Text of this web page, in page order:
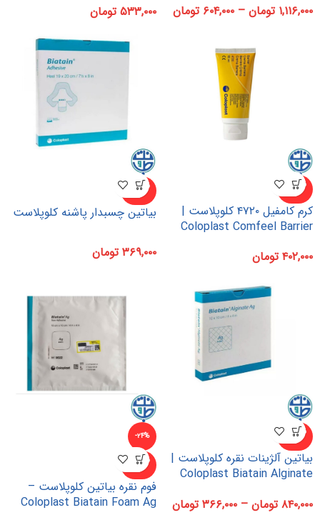
۱,۱۱۶,۰۰۰ تومان – ۶۰۴,۰۰۰ تومان
۵۳۳,۰۰۰ تومان
ناموجو
د
کرم کامفیل ۴۷۲۰ کلوپلاست |
Coloplast Comfeel Barrier
۴۰۲,۰۰۰ تومان
ناموجو
د
بیاتین چسبدار پاشنه کلوپلاست
۳۶۹,۰۰۰ تومان
ناموجو
د
بیاتین آلژینات نقره کلوپلاست |
Coloplast Biatain Alginate
۸۴۰,۰۰۰ تومان – ۳۶۶,۰۰۰ تومان
-۲۴%
ناموجو
د
فوم نقره بیاتین کلوپلاست –
Coloplast Biatain Foam Ag